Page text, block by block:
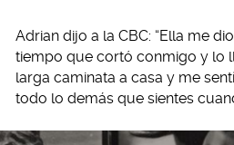
Adrian dijo a la CBC: “Ella me
tiempo que cortó conmigo y lo
larga caminata a casa y me
todo lo demás que sientes